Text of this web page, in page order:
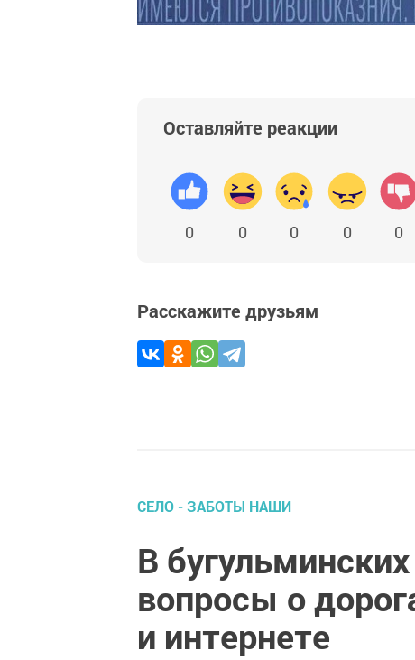
Оставляйте реакции
0 0 0 0 0
Расскажите друзьям
СЕЛО - ЗАБОТЫ НАШИ
В
вопросы о
и интернете